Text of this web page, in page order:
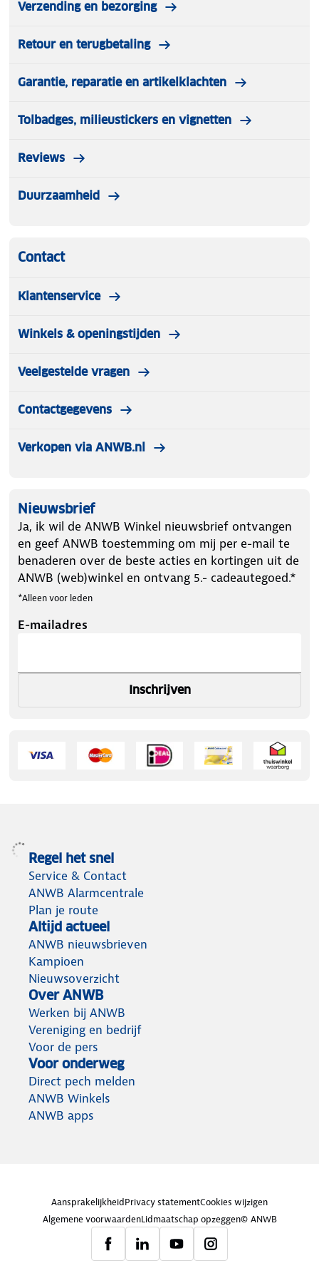
Verzending en bezorging
Retour en terugbetaling
Garantie, reparatie en artikelklachten
Tolbadges, milieustickers en vignetten
Reviews
Duurzaamheid
Contact
Klantenservice
Winkels & openingstijden
Veelgestelde vragen
Contactgegevens
Verkopen via ANWB.nl
Nieuwsbrief
Ja, ik wil de ANWB Winkel nieuwsbrief ontvangen
en geef ANWB toestemming om mij per e-mail te
benaderen over de beste acties en kortingen uit de
ANWB (web)winkel en ontvang 5.- cadeautegoed.*
*Alleen voor leden
E-mailadres
Inschrijven
Regel het snel
Service & Contact
ANWB Alarmcentrale
Plan je route
Altijd actueel
ANWB nieuwsbrieven
Kampioen
Nieuwsoverzicht
Over ANWB
Werken bij ANWB
Vereniging en bedrijf
Voor de pers
Voor onderweg
Direct pech melden
ANWB Winkels
ANWB apps
AansprakelijkheidPrivacy statementCookies wijzigen
Algemene voorwaardenLidmaatschap opzeggen© ANWB